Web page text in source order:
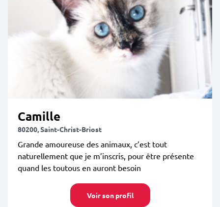
Camille
80200, Saint-Christ-Briost
Grande amoureuse des animaux, c’est tout
naturellement que je m’inscris, pour être présente
quand les toutous en auront besoin
Voir son profil